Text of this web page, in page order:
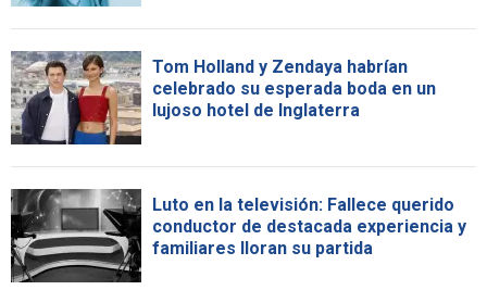
Tom Holland y Zendaya habrían
celebrado su esperada boda en un
lujoso hotel de Inglaterra
Luto en la televisión: Fallece querido
conductor de destacada experiencia y
familiares lloran su partida